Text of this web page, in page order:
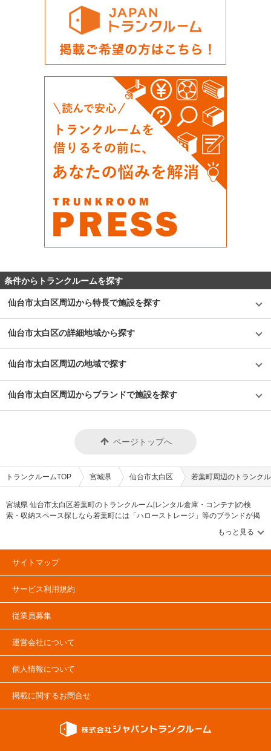
条件からトランクルームを探す
仙台市太白区周辺から特長で施設を探す
仙台市太白区の詳細地域から探す
仙台市太白区周辺の地域で探す
仙台市太白区周辺からブランドで施設を探す
ページトップへ
トランクルームTOP 宮城県 仙台市太白区 若葉町周辺のトランク
宮城県 仙台市太白区若葉町のトランクルーム[レンタル倉庫・コンテナ]の検
索・収納スペース探しなら若葉町には「ハローストレージ」等のブランドが掲
空調完備・24時間出し入れ可能などの希望条件で絞込み！豊富な物件数から
様々な方法でご希望の収納スペースを簡単に探せるトランクルーム情報サイト
です。若葉町で気になるトランクルームを見つけたら、メールか電話でお問合
サイトマップ
サービス利用規約
従業員募集
運営会社について
個人情報について
掲載に関するお問合せ